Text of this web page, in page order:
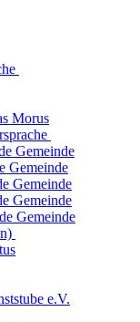
Morus
Gemeinde
Gemeinde
Gemeinde
Gemeinde
Gemeinde
e.V.